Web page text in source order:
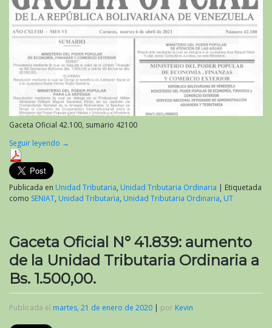
Gaceta Oficial 42.100, sumario 42100
Seguir leyendo →
Publicada en Unidad Tributaria, Unidad Tributaria Ordinaria | Etiquetada
como SENIAT, Unidad Tributaria, Unidad Tributaria Ordinaria, UT
Gaceta Oficial N° 41.839: aumento
de la Unidad Tributaria Ordinaria a
Bs. 1.500,00.
Publicada el martes, 21 de enero de 2020 | por Kevin